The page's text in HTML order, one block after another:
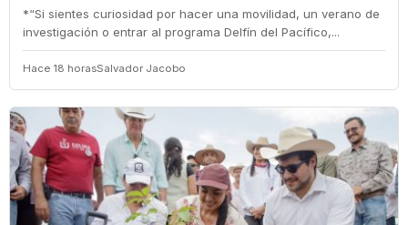
*“Si sientes curiosidad por hacer una movilidad, un verano de
investigación o entrar al programa Delfín del Pacífico,...
Hace 18 horasSalvador Jacobo